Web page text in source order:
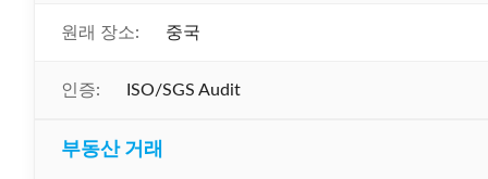
원래 장소: 중국
인증: ISO/SGS Audit
부동산 거래